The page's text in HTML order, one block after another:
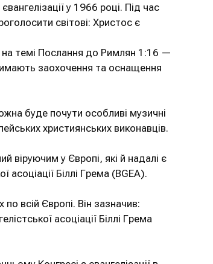
у 1966 році. Під час
світові: Христос є
на темі Послання до Римлян 1:16 —
заохочення та оснащення
буде почути особливі музичні
християнських виконавців.
віруючим у Європі, які й надалі є
Біллі Грема (BGEA).
всій Європі. Він зазначив:
асоціації Біллі Грема